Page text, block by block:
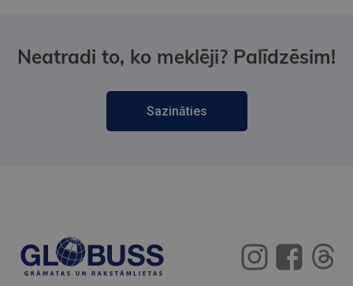
Neatradi to, ko meklēji? Palīdzēsim!
Sazināties